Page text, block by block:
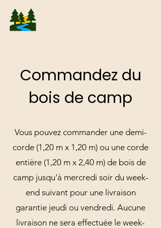
Commandez du
bois de camp
Vous pouvez commander une demi-
corde (1,20 m x 1,20 m) ou une corde
entière (1,20 m x 2,40 m) de bois de
camp jusqu'à mercredi soir du week-
end suivant pour une livraison
garantie jeudi ou vendredi. Aucune
livraison ne sera effectuée le week-